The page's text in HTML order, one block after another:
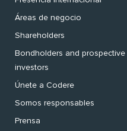
Áreas de negocio
Shareholders
Bondholders and prospective
investors
Únete a Codere
Somos responsables
Prensa